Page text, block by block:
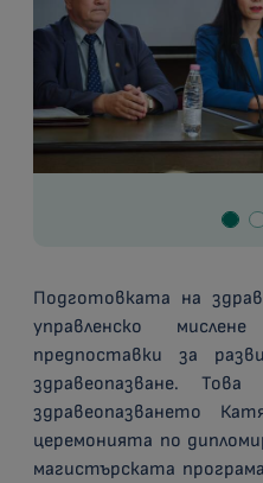
Подготовката на
управленско
предпоставки за
здравеопазване.
здравеопазването
церемонията по
магистърската